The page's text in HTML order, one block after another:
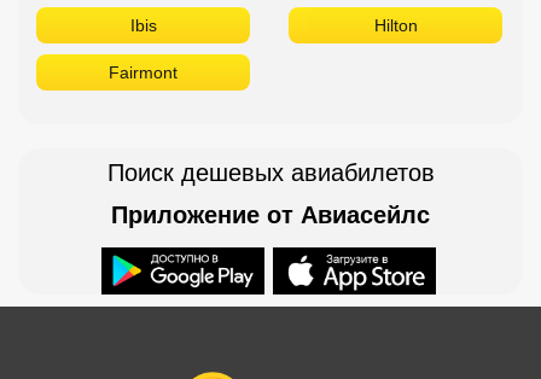
Ibis Hilton
Fairmont
Поиск дешевых авиабилетов
Приложение от Авиасейлс